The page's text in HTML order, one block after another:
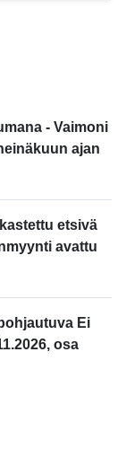
- Vaimoni
ajan
etsivä
avattu
Ei
osa